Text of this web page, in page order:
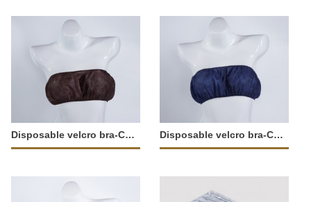
Disposable velcro bra-C003-10 Disposable velcro bra-C003-9